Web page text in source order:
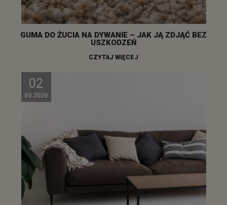
GUMA DO ŻUCIA NA DYWANIE – JAK JĄ ZDJĄĆ BEZ
USZKODZEŃ
CZYTAJ WIĘCEJ
02
03.2026